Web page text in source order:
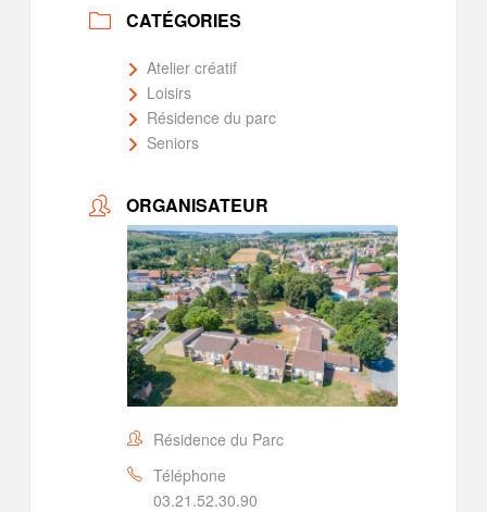
CATÉGORIES
Atelier créatif
Loisirs
Résidence du parc
Seniors
ORGANISATEUR
Résidence du Parc
Téléphone
03.21.52.30.90